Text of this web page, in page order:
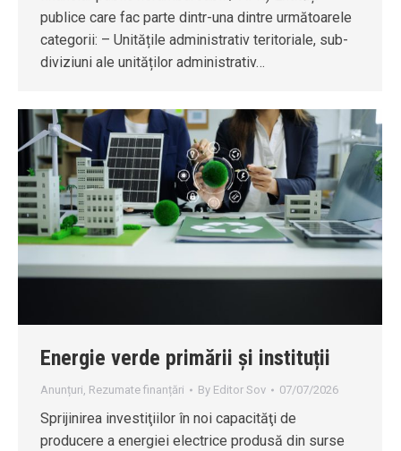
publice care fac parte dintr-una dintre următoarele
categorii: – Unitățile administrativ teritoriale, sub-
diviziuni ale unităților administrativ…
Energie verde primării și instituții
Anunțuri, Rezumate finanțări By Editor Sov 07/07/2026
Sprijinirea investiţiilor în noi capacităţi de
producere a energiei electrice produsă din surse